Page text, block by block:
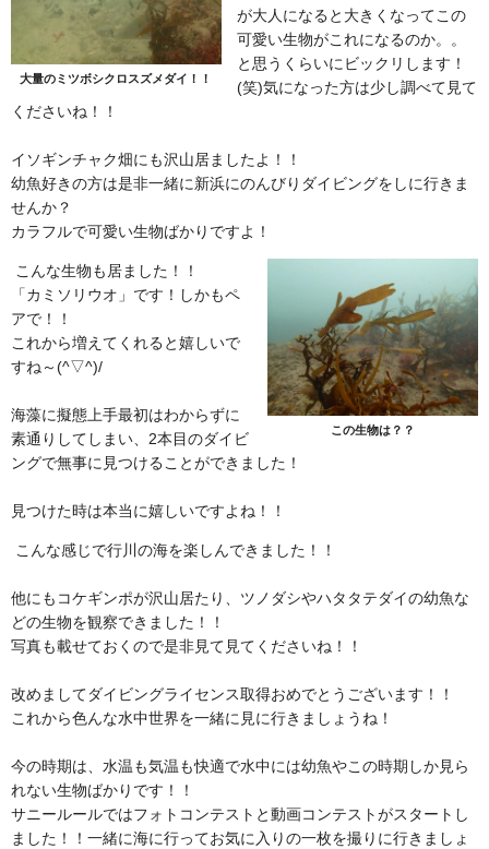
大量のミツボシクロスズメダイ！！
が大人になると大きくなってこの
可愛い生物がこれになるのか。。
と思うくらいにビックリします！
(笑)気になった方は少し調べて見て
くださいね！！
イソギンチャク畑にも沢山居ましたよ！！
幼魚好きの方は是非一緒に新浜にのんびりダイビングをしに行きま
せんか？
カラフルで可愛い生物ばかりですよ！
この生物は？？
こんな生物も居ました！！
「カミソリウオ」です！しかもペ
アで！！
これから増えてくれると嬉しいで
すね～(^▽^)/
海藻に擬態上手最初はわからずに
素通りしてしまい、2本目のダイビ
ングで無事に見つけることができました！
見つけた時は本当に嬉しいですよね！！
こんな感じで行川の海を楽しんできました！！
他にもコケギンポが沢山居たり、ツノダシやハタタテダイの幼魚な
どの生物を観察できました！！
写真も載せておくので是非見て見てくださいね！！
改めましてダイビングライセンス取得おめでとうございます！！
これから色んな水中世界を一緒に見に行きましょうね！
今の時期は、水温も気温も快適で水中には幼魚やこの時期しか見ら
れない生物ばかりです！！
サニールールではフォトコンテストと動画コンテストがスタートし
ました！！一緒に海に行ってお気に入りの一枚を撮りに行きましょ